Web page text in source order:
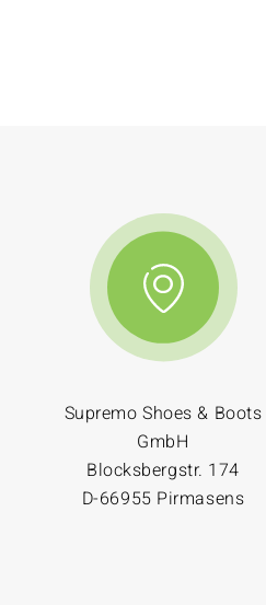
Supremo Shoes & Boots
GmbH
Blocksbergstr. 174
D-66955 Pirmasens